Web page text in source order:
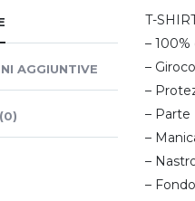
AGGIUNTIVE
T-
–
–
–
– Parte
–
–
–